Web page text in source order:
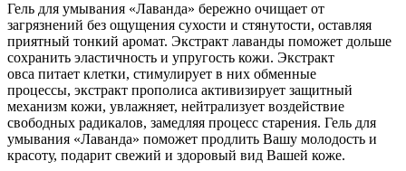
Гель для умывания «Лаванда» бережно очищает от
загрязнений без ощущения сухости и стянутости, оставляя
приятный тонкий аромат. Экстракт лаванды поможет дольше
сохранить эластичность и упругость кожи. Экстракт
овса питает клетки, стимулирует в них обменные
процессы, экстракт прополиса активизирует защитный
механизм кожи, увлажняет, нейтрализует воздействие
свободных радикалов, замедляя процесс старения. Гель для
умывания «Лаванда» поможет продлить Вашу молодость и
красоту, подарит свежий и здоровый вид Вашей коже.